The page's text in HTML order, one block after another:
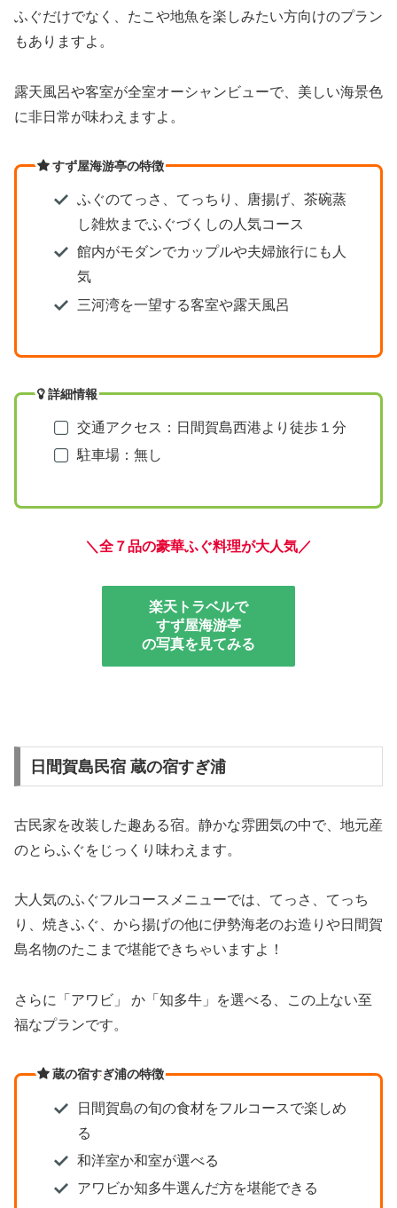
ふぐだけでなく、たこや地魚を楽しみたい方向けのプラン
もありますよ。
露天風呂や客室が全室オーシャンビューで、美しい海景色
に非日常が味わえますよ。
すず屋海游亭の特徴
ふぐのてっさ、てっちり、唐揚げ、茶碗蒸
し雑炊までふぐづくしの人気コース
館内がモダンでカップルや夫婦旅行にも人
気
三河湾を一望する客室や露天風呂
詳細情報
交通アクセス：日間賀島西港より徒歩１分
駐車場：無し
＼ 全７品の豪華ふぐ料理が大人気／
楽天トラベルで
すず屋海游亭
の写真を見てみる
日間賀島民宿 蔵の宿すぎ浦
古民家を改装した趣ある宿。静かな雰囲気の中で、地元産
のとらふぐをじっくり味わえます。
大人気のふぐフルコースメニューでは、てっさ、てっち
り、焼きふぐ、から揚げの他に伊勢海老のお造りや日間賀
島名物のたこまで堪能できちゃいますよ！
さらに「アワビ」 か「知多牛」を選べる、この上ない至
福なプランです。
蔵の宿すぎ浦の特徴
日間賀島の旬の食材をフルコースで楽しめ
る
和洋室か和室が選べる
アワビか知多牛選んだ方を堪能できる